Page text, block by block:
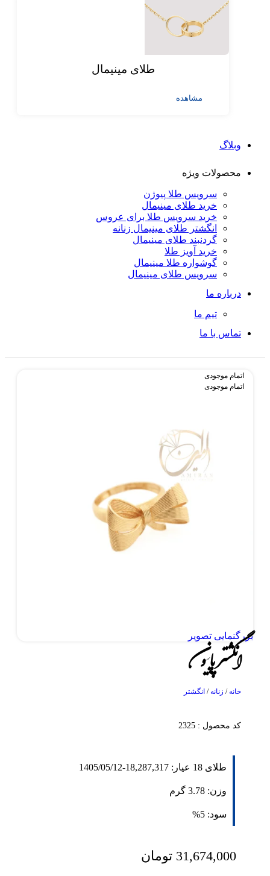
طلای مینیمال
مشاهده
وبلاگ
محصولات ویژه
سرویس طلا پیوژن
خرید طلای مینیمال
خرید سرویس طلا برای عروس
انگشتر طلای مینیمال زنانه
گردنبند طلای مینیمال
خرید آویز طلا
گوشواره طلا مینیمال
سرویس طلای مینیمال
درباره ما
تیم ما
تماس با ما
اتمام موجودی
اتمام موجودی
بزرگنمایی تصویر
انگشتر پاپیون
خانه/ زنانه/ انگشتر
کد محصول : 2325
طلای 18 عیار: 18,287,317
-
1405/05/12
وزن: 3.78 گرم
سود: 5%
31,674,000 تومان